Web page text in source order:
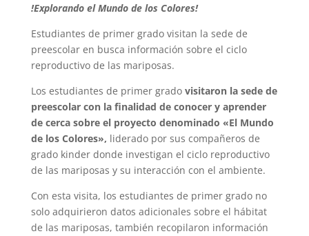
!Explorando el Mundo de los Colores!
Estudiantes de primer grado visitan la sede de
preescolar en busca información sobre el ciclo
reproductivo de las mariposas.
Los estudiantes de primer grado visitaron la sede de
preescolar con la finalidad de conocer y aprender
de cerca sobre el proyecto denominado «El Mundo
de los Colores», liderado por sus compañeros de
grado kinder donde investigan el ciclo reproductivo
de las mariposas y su interacción con el ambiente.
Con esta visita, los estudiantes de primer grado no
solo adquirieron datos adicionales sobre el hábitat
de las mariposas, también recopilaron información